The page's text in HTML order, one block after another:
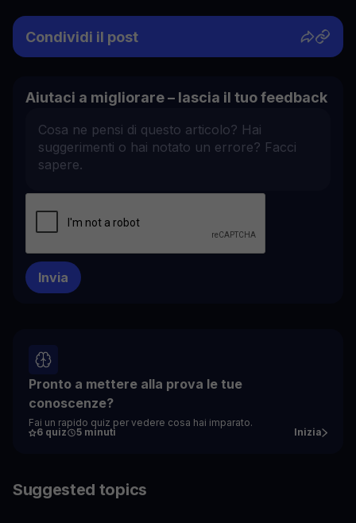
Condividi il post
Aiutaci a migliorare – lascia il tuo feedback
Pronto a mettere alla prova le tue
conoscenze?
Fai un rapido quiz per vedere cosa hai imparato.
6 quiz
5 minuti Inizia
Suggested topics